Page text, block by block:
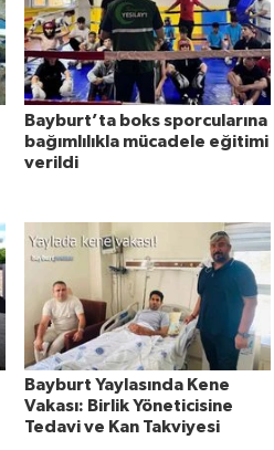
Bayburt’ta boks sporcularına
bağımlılıkla mücadele eğitimi
verildi
Bayburt Yaylasında Kene
Vakası: Birlik Yöneticisine
Tedavi ve Kan Takviyesi